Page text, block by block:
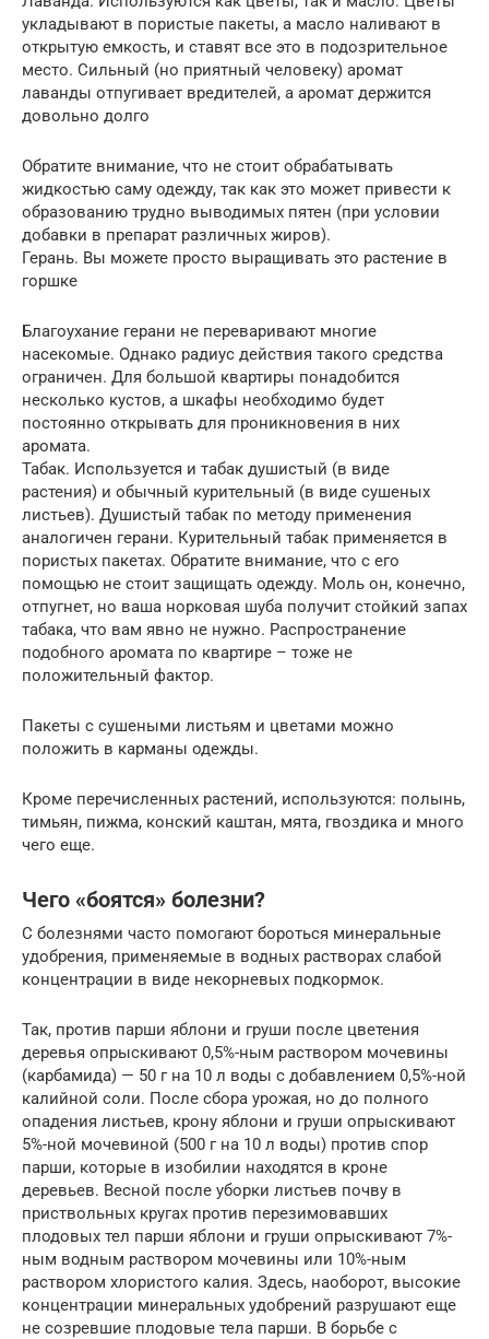
укладывают в пористые пакеты, а масло наливают в
открытую емкость, и ставят все это в подозрительное
место. Сильный (но приятный человеку) аромат
лаванды отпугивает вредителей, а аромат держится
довольно долго
Обратите внимание, что не стоит обрабатывать
жидкостью саму одежду, так как это может привести к
образованию трудно выводимых пятен (при условии
добавки в препарат различных жиров).
Герань. Вы можете просто выращивать это растение в
горшке
Благоухание герани не переваривают многие
насекомые. Однако радиус действия такого средства
ограничен. Для большой квартиры понадобится
несколько кустов, а шкафы необходимо будет
постоянно открывать для проникновения в них
аромата.
Табак. Используется и табак душистый (в виде
растения) и обычный курительный (в виде сушеных
листьев). Душистый табак по методу применения
аналогичен герани. Курительный табак применяется в
пористых пакетах. Обратите внимание, что с его
помощью не стоит защищать одежду. Моль он, конечно,
отпугнет, но ваша норковая шуба получит стойкий запах
табака, что вам явно не нужно. Распространение
подобного аромата по квартире – тоже не
положительный фактор.
Пакеты с сушеными листьям и цветами можно
положить в карманы одежды.
Кроме перечисленных растений, используются: полынь,
тимьян, пижма, конский каштан, мята, гвоздика и много
чего еще.
Чего «боятся» болезни?
С болезнями часто помогают бороться минеральные
удобрения, применяемые в водных растворах слабой
концентрации в виде некорневых подкормок.
Так, против парши яблони и груши после цветения
деревья опрыскивают 0,5%-ным раствором мочевины
(карбамида) — 50 г на 10 л воды с добавлением 0,5%-ной
калийной соли. После сбора урожая, но до полного
опадения листьев, крону яблони и груши опрыскивают
5%-ной мочевиной (500 г на 10 л воды) против спор
парши, которые в изобилии находятся в кроне
деревьев. Весной после уборки листьев почву в
приствольных кругах против перезимовавших
плодовых тел парши яблони и груши опрыскивают 7%-
ным водным раствором мочевины или 10%-ным
раствором хлористого калия. Здесь, наоборот, высокие
концентрации минеральных удобрений разрушают еще
не созревшие плодовые тела парши. В борьбе с